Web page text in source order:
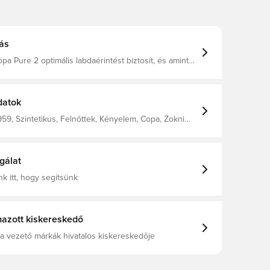
Pure 2 optimális labdaérintést biztosít, és amint
boka kialakítás, ami lehetővé teszi, hogy
fűzőrendszerrel. FG stoplik
Szintetikus, Felnőttek, Kényelem, Copa, Zokni
itt, hogy segítsünk
kiskereskedő
vezető márkák hivatalos kiskereskedője